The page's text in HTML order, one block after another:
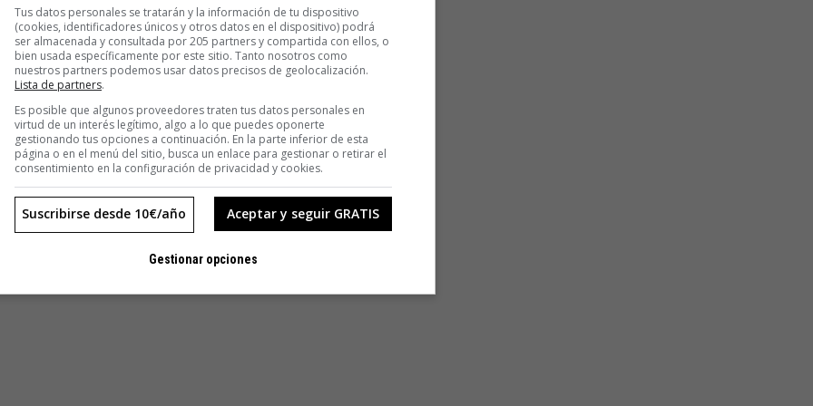
tus semejantes harán a tu costa serán interminables.
mujer. Pero no seré yo quien se meta en ese charco. En
fáciles pareados o por sus referentes de cualquier tipo, lo
vida. Y muy especialmente (este sí que es el peor de los
de la persona.
sale luego un tanto enclenque, las chanzas no le
nos marcan porque son los demás los que los pronuncian.
es lagartija, o lagartija cuando es cocodrilo,
de asignarle el que llevará puesto toda la vida.
Tus datos personales se tratarán y la información de tu dispositivo
(cookies, identificadores únicos y otros datos en el dispositivo) podrá
ser almacenada y consultada por 205 partners y compartida con ellos, o
bien usada específicamente por este sitio. Tanto nosotros como
nuestros partners podemos usar datos precisos de geolocalización.
Lista de partners.
Es posible que algunos proveedores traten tus datos personales en
virtud de un interés legítimo, algo a lo que puedes oponerte
gestionando tus opciones a continuación. En la parte inferior de esta
página o en el menú del sitio, busca un enlace para gestionar o retirar el
consentimiento en la configuración de privacidad y cookies.
Aceptar y seguir GRATIS
Suscribirse desde 10€/año
Gestionar opciones